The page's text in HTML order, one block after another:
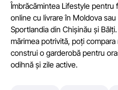
Îmbrăcămintea Lifestyle
online cu livrare în Moldova
Sportlandia din Chișinău și
mărimea potrivită, poți
construi o garderobă pentru
odihnă și zile active.